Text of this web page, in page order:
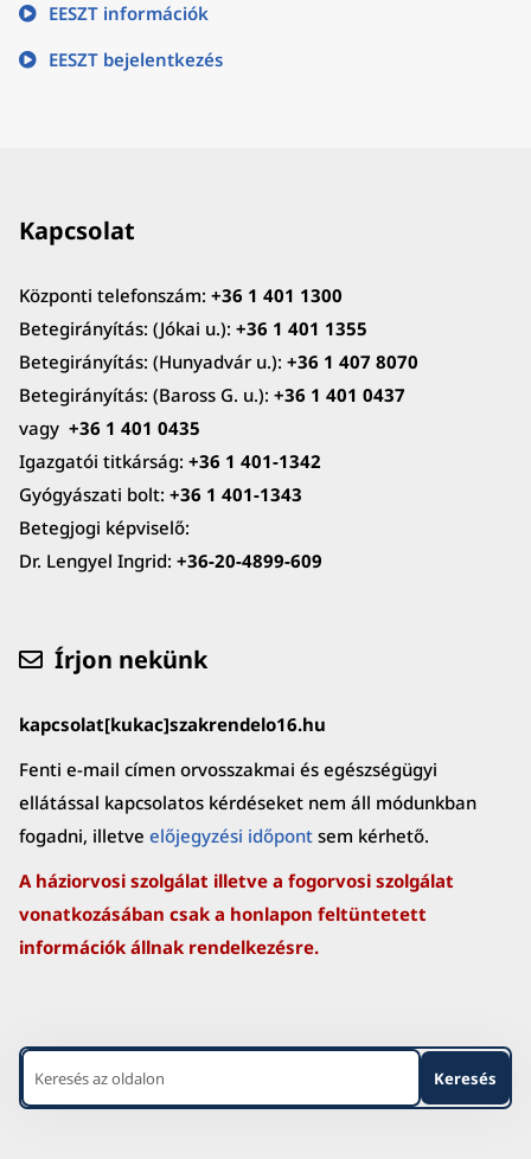
EESZT információk
EESZT bejelentkezés
Kapcsolat
Központi telefonszám: +36 1 401 1300
Betegirányítás: (Jókai u.): +36 1 401 1355
Betegirányítás: (Hunyadvár u.): +36 1 407 8070
Betegirányítás: (Baross G. u.): +36 1 401 0437
vagy +36 1 401 0435
Igazgatói titkárság: +36 1 401-1342
Gyógyászati bolt: +36 1 401-1343
Betegjogi képviselő:
Dr. Lengyel Ingrid: +36-20-4899-609
Írjon nekünk
kapcsolat[kukac]szakrendelo16.hu
Fenti e-mail címen orvosszakmai és egészségügyi
ellátással kapcsolatos kérdéseket nem áll módunkban
fogadni, illetve előjegyzési időpontsem kérhető.
A háziorvosi szolgálat illetve a fogorvosi szolgálat
vonatkozásában csak a honlapon feltüntetett
információk állnak rendelkezésre.